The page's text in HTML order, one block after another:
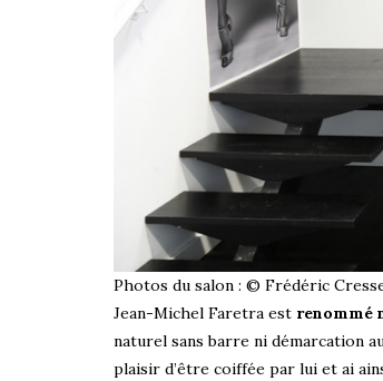
Photos du salon : © Frédéric
Jean-Michel Faretra est renommé
naturel sans barre ni démarcation
plaisir d’être coiffée par lui et ai